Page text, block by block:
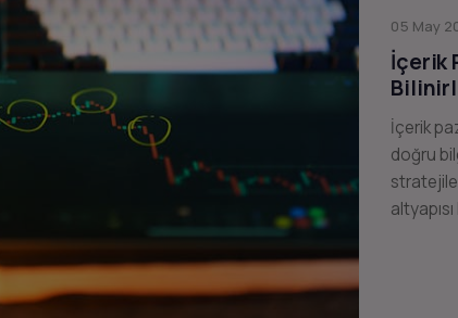
05 May
İçerik
İçerik
doğru